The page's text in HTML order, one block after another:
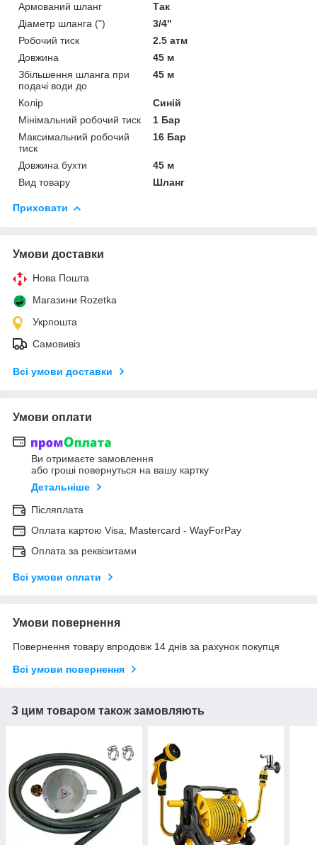
Армований шланг
Так
Діаметр шланга (")
3/4"
Робочий тиск
2.5 атм
Довжина
45 м
Збільшення шланга при
подачі води до
45 м
Колір
Синій
Мінімальний робочий тиск
1 Бар
Максимальний робочий
тиск
16 Бар
Довжина бухти
45 м
Вид товару
Шланг
Приховати
Умови доставки
Нова Пошта
Магазини Rozetka
Укрпошта
Самовивіз
Всі умови доставки
Умови оплати
Ви отримаєте замовлення
або гроші повернуться на вашу картку
Детальніше
Післяплата
Оплата картою Visa, Mastercard - WayForPay
Оплата за реквізитами
Всі умови оплати
Умови повернення
Повернення товару впродовж 14 днів за рахунок покупця
Всі умови повернення
З цим товаром також замовляють